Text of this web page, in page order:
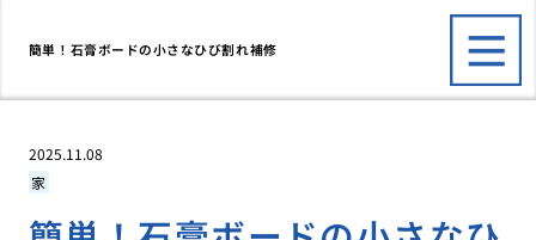
簡単！石膏ボードの小さなひび割れ補修
2025.11.08
家